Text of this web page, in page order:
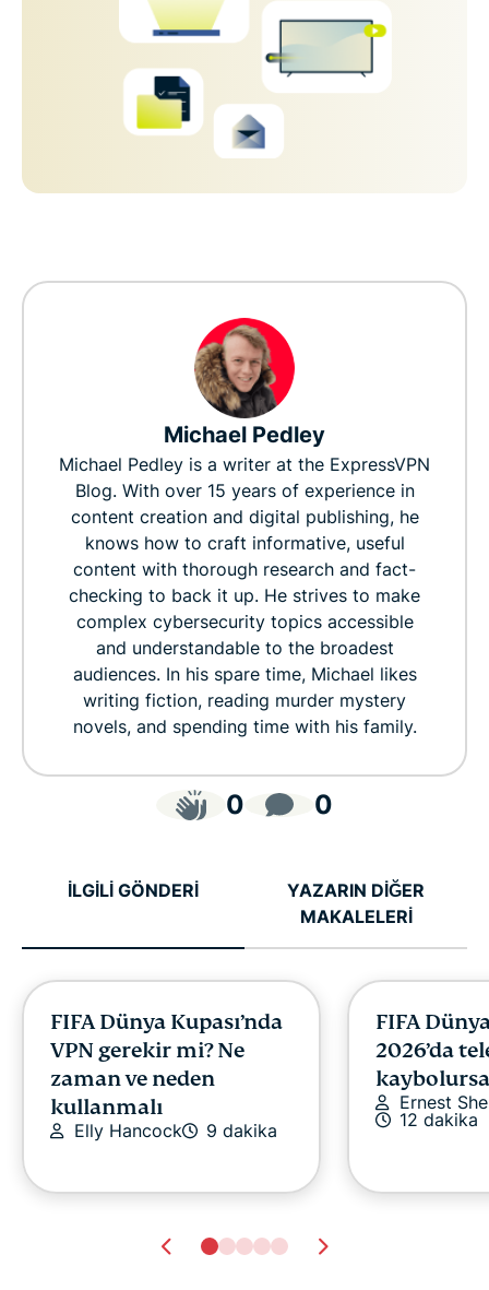
Michael Pedley
Michael Pedley is a writer at the ExpressVPN
Blog. With over 15 years of experience in
content creation and digital publishing, he
knows how to craft informative, useful
content with thorough research and fact-
checking to back it up. He strives to make
complex cybersecurity topics accessible
and understandable to the broadest
audiences. In his spare time, Michael likes
writing fiction, reading murder mystery
novels, and spending time with his family.
0 0
İLGİLİ GÖNDERİ
YAZARIN DİĞER
MAKALELERİ
FIFA Dünya Kupası’nda
VPN gerekir mi? Ne
zaman ve neden
kullanmalı
Elly Hancock 9 dakika
FIFA
2026’da
Ernest
12 dakika